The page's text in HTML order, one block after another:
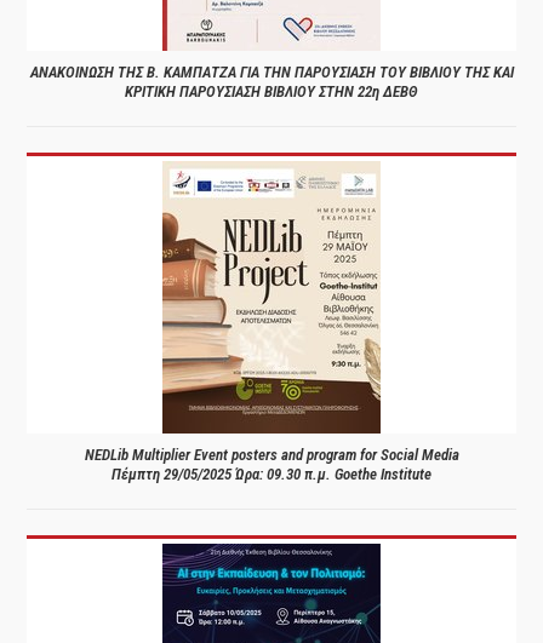
ΑΝΑΚΟΙΝΩΣΗ ΤΗΣ Β. ΚΑΜΠΑΤΖΑ ΓΙΑ ΤΗΝ ΠΑΡΟΥΣΙΑΣΗ ΤΟΥ ΒΙΒΛΙΟΥ ΤΗΣ ΚΑΙ
ΚΡΙΤΙΚΗ ΠΑΡΟΥΣΙΑΣΗ ΒΙΒΛΙΟΥ ΣΤΗΝ 22η ΔΕΒΘ
NEDLib Multiplier Event posters and program for Social Media
Πέμπτη 29/05/2025 Ώρα: 09.30 π.μ. Goethe Institute